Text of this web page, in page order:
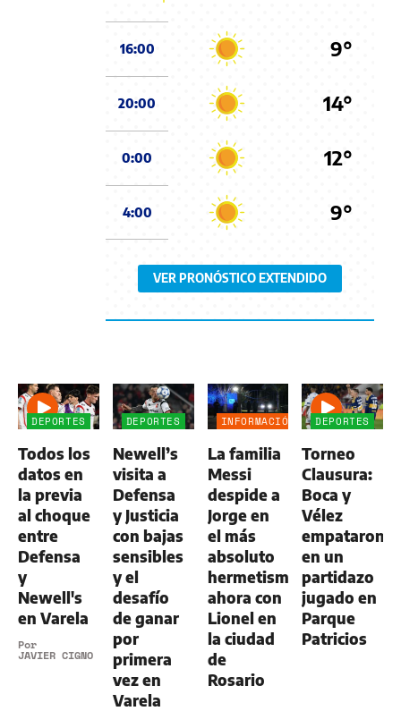
16:00 9°
20:00 14°
0:00 12°
4:00 9°
VER PRONÓSTICO EXTENDIDO
DEPORTES
Todos los
datos en
la previa
al choque
entre
Defensa
y
Newell's
en Varela
Por
JAVIER CIGNO
DEPORTES
Newell’s
visita a
Defensa
y Justicia
con bajas
sensibles
y el
desafío
de ganar
por
primera
vez en
Varela
INFORMACIÓN
La familia
Messi
despide a
Jorge en
el más
absoluto
hermetismo,
ahora con
Lionel en
la ciudad
de
Rosario
DEPORTES
Torneo
Clausura:
Boca y
Vélez
empataron
en un
partidazo
jugado en
Parque
Patricios